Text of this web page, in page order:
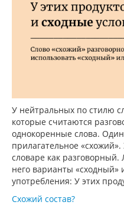
У нейтральных по стилю
которые считаются
однокоренные слова.
прилагательное
словаре как
него варианты
употребления: У этих
Схожий состав?